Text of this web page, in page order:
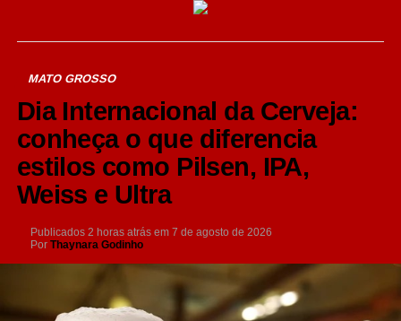
MATO GROSSO
Dia Internacional da Cerveja:
conheça o que diferencia
estilos como Pilsen, IPA,
Weiss e Ultra
Publicados 2 horas atrás em 7 de agosto de 2026
Por Thaynara Godinho